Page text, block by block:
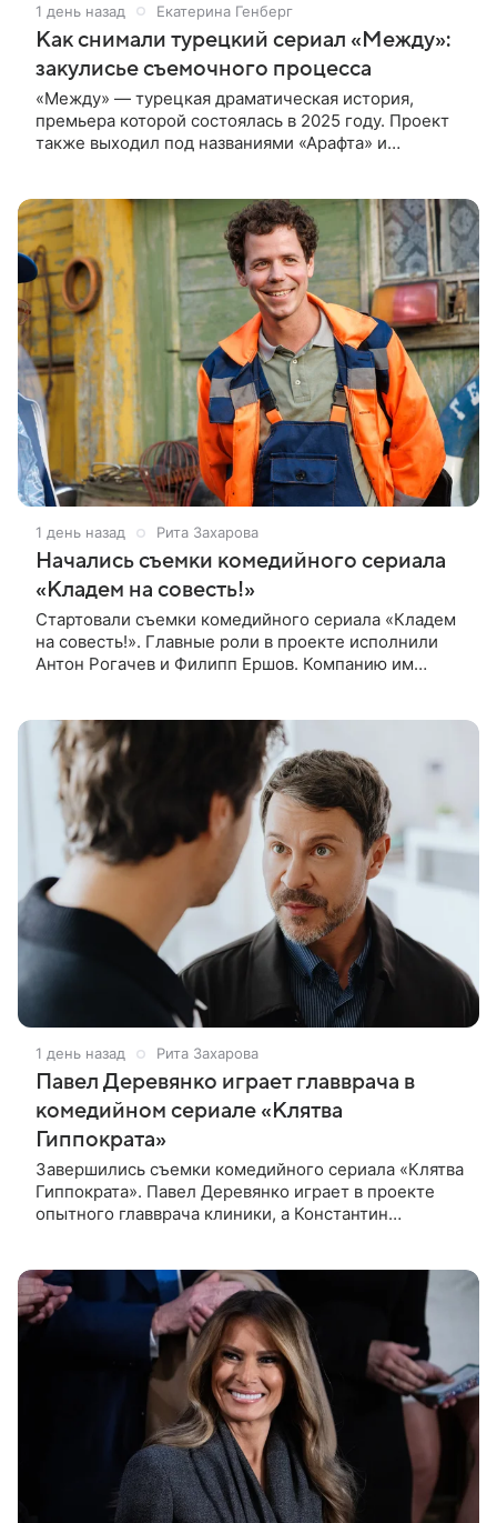
1 день назад Екатерина Генберг
Как снимали турецкий сериал «Между»:
закулисье съемочного процесса
«Между» — турецкая драматическая история,
премьера которой состоялась в 2025 году. Проект
также выходил под названиями «Арафта» и
1 день назад Рита Захарова
Начались съемки комедийного сериала
«Кладем на совесть!»
Стартовали съемки комедийного сериала «Кладем
на совесть!». Главные роли в проекте исполнили
Антон Рогачев и Филипп Ершов. Компанию им
1 день назад Рита Захарова
Павел Деревянко играет главврача в
комедийном сериале «Клятва
Гиппократа»
Завершились съемки комедийного сериала «Клятва
Гиппократа». Павел Деревянко играет в проекте
опытного главврача клиники, а Константин